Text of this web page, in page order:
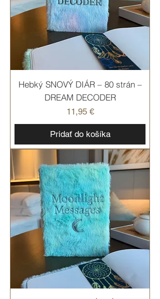
Hebký SNOVÝ DIÁR – 80 strán –
DREAM DECODER
Cena
11,95 €
Pridať do košíka